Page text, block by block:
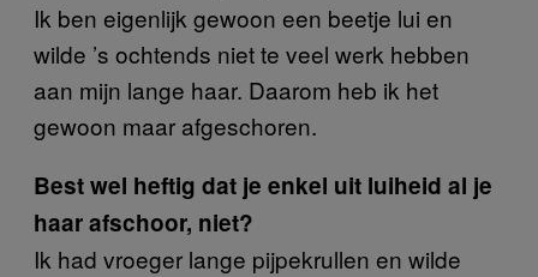
Ik ben eigenlijk gewoon een beetje lui en
wilde ’s ochtends niet te veel werk hebben
aan mijn lange haar. Daarom heb ik het
gewoon maar afgeschoren.
Best wel heftig dat je enkel uit luiheid al je
haar afschoor, niet?
Ik had vroeger lange pijpekrullen en wilde